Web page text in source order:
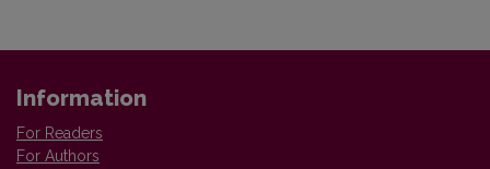
Information
For Readers
For Authors